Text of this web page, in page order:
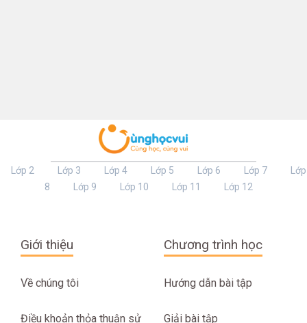
Lớp 2 Lớp 3 Lớp 4 Lớp 5 Lớp 6 Lớp 7
Lớp
8
Lớp 9 Lớp 10 Lớp 11 Lớp 12
Giới thiệu
Về chúng tôi
Điều khoản thỏa thuận sử
Chương trình học
Hướng dẫn bài tập
Giải bài tập